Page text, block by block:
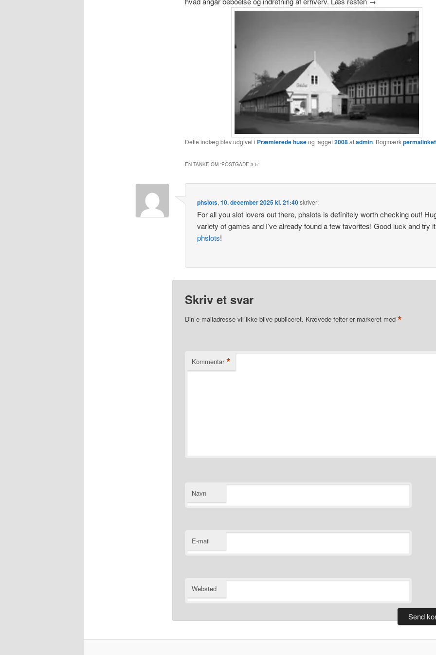
Dette indlæg blev udgivet i Præmierede huseog tagget2008afadmin. Bogmærkpermalinket
EN TANKE OM “POSTGADE 3-5”
phslots,10. december 2025 kl. 21:40skriver:
For all you slot lovers out there, phslots is definitely worth checking out!
variety of games and I’ve already found a few favorites! Good luck and try
phslots!
Skriv et svar
Din e-mailadresse vil ikke blive publiceret. Krævede felter er markeret med *
Kommentar *
Navn
E-mail
Websted